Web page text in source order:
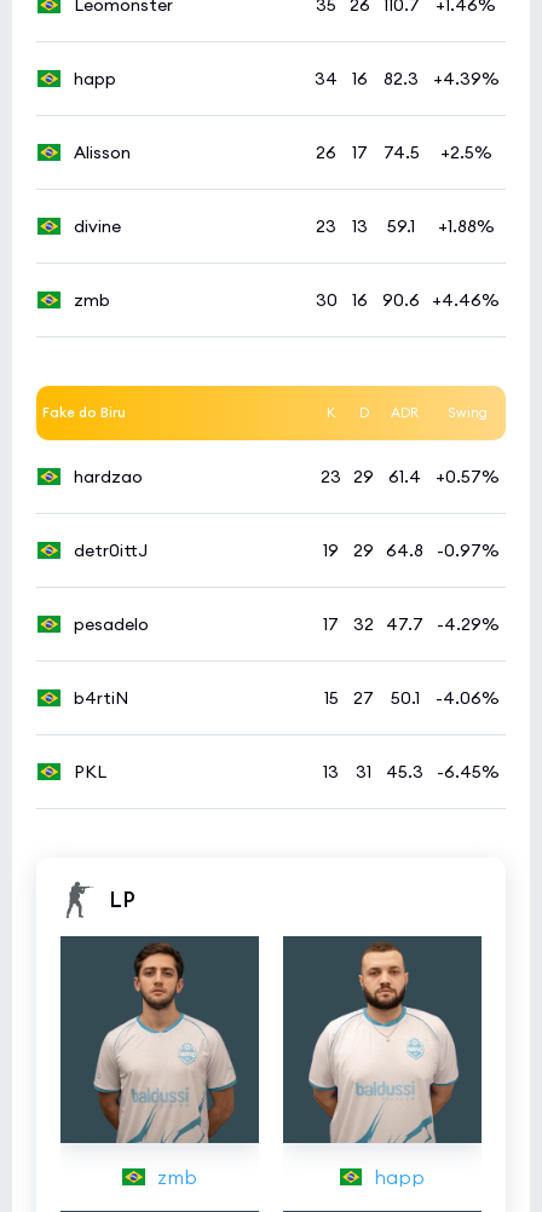
Leomonster 35 26 110.7 +1.46%
happ 34 16 82.3 +4.39%
Alisson 26 17 74.5 +2.5%
divine 23 13 59.1 +1.88%
zmb 30 16 90.6 +4.46%
Fake do Biru K D ADR Swing
hardzao 23 29 61.4 +0.57%
detr0ittJ 19 29 64.8 -0.97%
pesadelo 17 32 47.7 -4.29%
b4rtiN 15 27 50.1 -4.06%
PKL 13 31 45.3 -6.45%
LP
zmb happ